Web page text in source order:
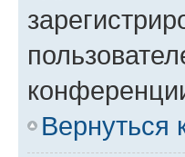
Вернуться